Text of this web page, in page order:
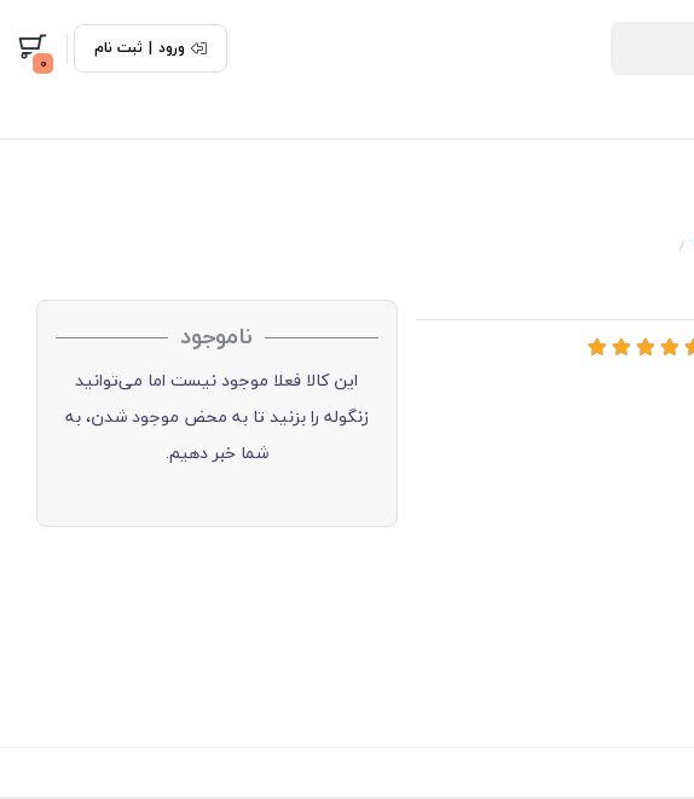
ورود | ثبت نام
0
/
ناموجود
این کالا فعلا موجود نیست اما می‌توانید
زنگوله را بزنید تا به محض موجود شدن، به
شما خبر دهیم.